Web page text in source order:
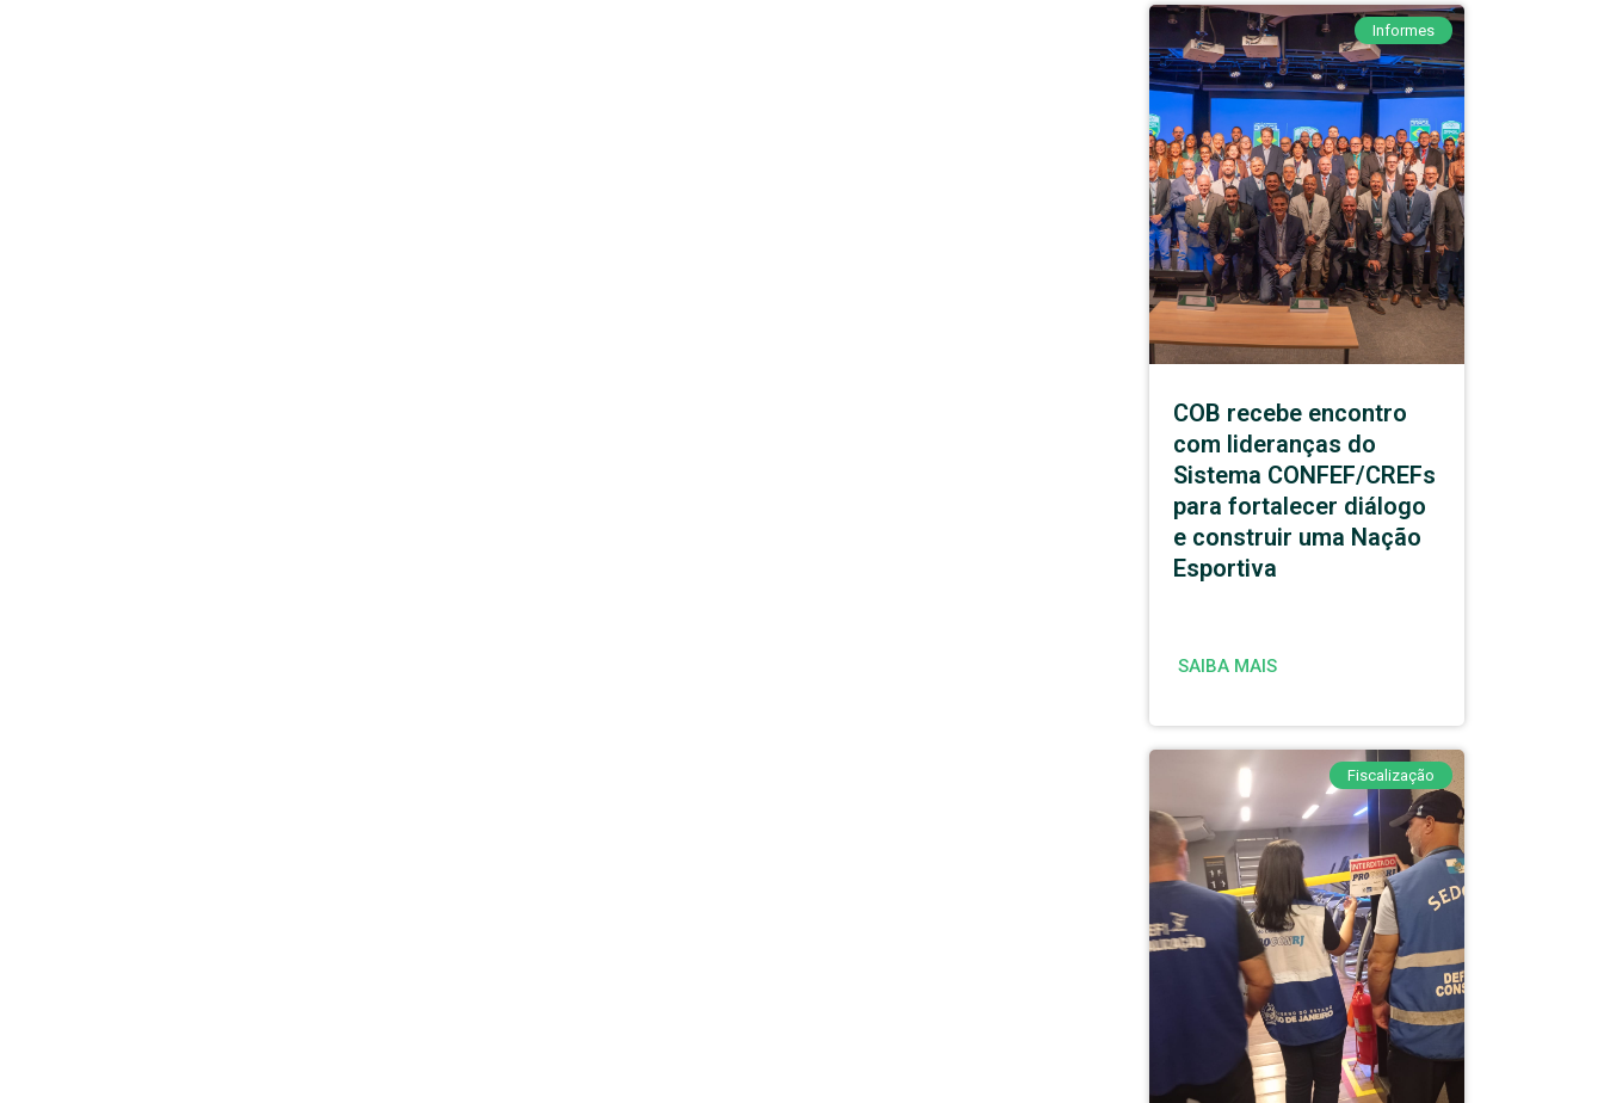
Informes
COB recebe encontro
com lideranças do
Sistema CONFEF/CREFs
para fortalecer diálogo
e construir uma Nação
Esportiva
SAIBA MAIS
Fiscalização